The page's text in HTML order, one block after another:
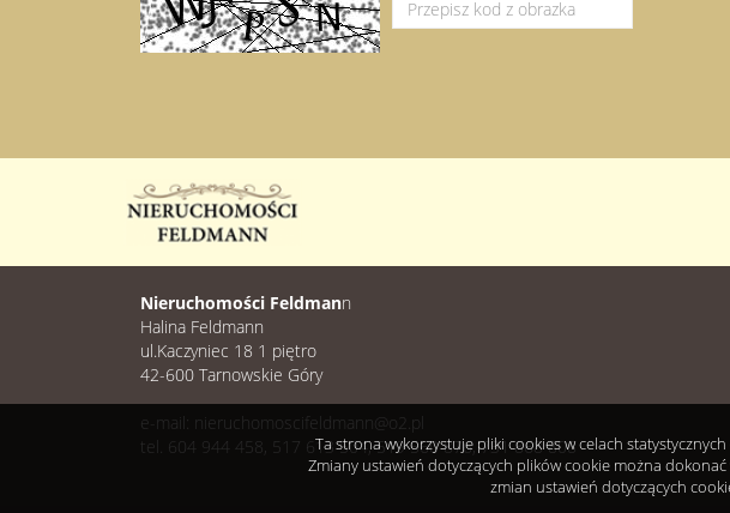
Nieruchomości Feldmann
Halina Feldmann
ul.Kaczyniec 18 1 piętro
42-600 Tarnowskie Góry
e-mail: nieruchomoscifeldmann@o2.pl
tel. 604 944 458, 517 613 504, 519 560 876, 731 868 808
Ta strona wykorzystuje pliki cookies w celach
Zmiany ustawień dotyczących plików cookie można
zmian ustawień dotyczących